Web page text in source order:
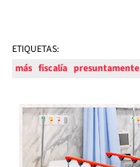
ETIQUETAS:
más fiscalía presuntamente